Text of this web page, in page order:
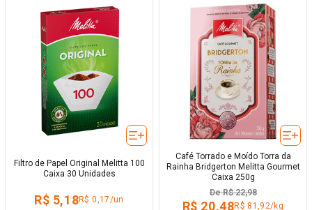
Filtro de Papel Original Melitta 100
Caixa 30 Unidades
R$ 5,18R$ 0,17/un
Café Torrado e Moído Torra da
Rainha Bridgerton Melitta Gourmet
Caixa 250g
De R$ 22,98
R$ 20,48R$ 81,92/kg